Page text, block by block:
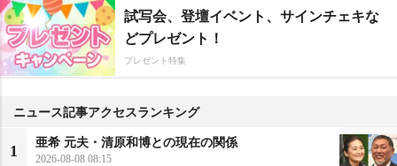
試写会、登壇イベント、サインチェキな
どプレゼント！
プレゼント特集
ニュース記事アクセスランキング
1
亜希 元夫・清原和博との現在の関係
2026-08-08 08:15